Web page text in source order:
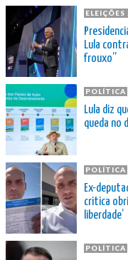
Lula
frouxo”
POLÍTICA
Lula diz
queda no
POLÍTICA
Ex-
critica
liberdade’
POLÍTICA